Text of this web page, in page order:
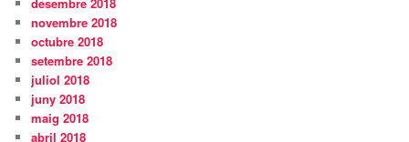
desembre 2018
novembre 2018
octubre 2018
setembre 2018
juliol 2018
juny 2018
maig 2018
abril 2018